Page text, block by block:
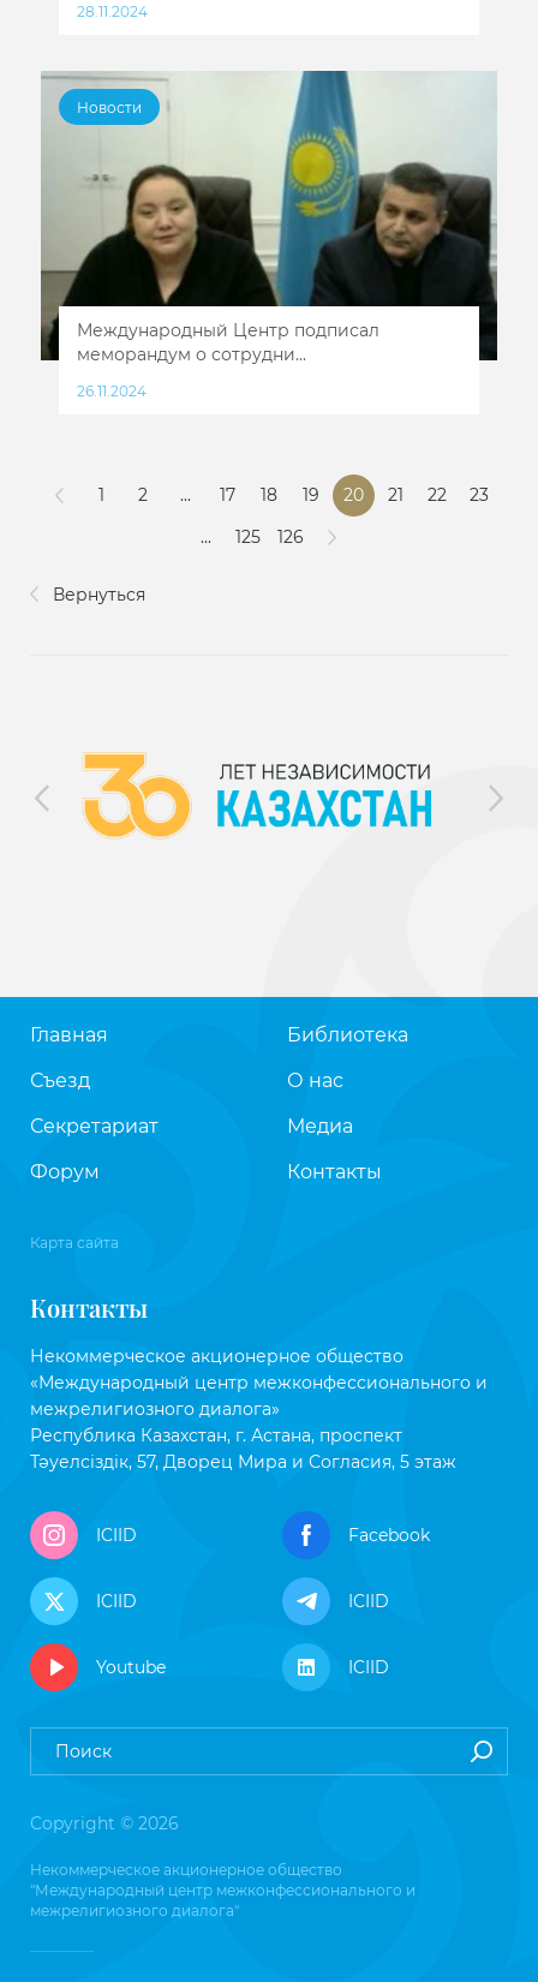
28.11.2024
Новости
Международный Центр подписал
меморандум о сотрудни...
26.11.2024
Вернуться
1 2 ... 17 18 19 20 21 22
23
...
125 126
Главная
Съезд
Секретариат
Форум
Библиотека
О нас
Медиа
Контакты
Карта сайта
Контакты
Некоммерческое акционерное общество
«Международный центр межконфессионального и
межрелигиозного диалога»
Республика Казахстан, г. Астана, проспект
Тәуелсіздік, 57, Дворец Мира и Согласия, 5 этаж
ICIID Facebook
ICIID ICIID
Youtube ICIID
Copyright © 2026
Некоммерческое акционерное общество
"Международный центр межконфессионального и
межрелигиозного диалога"